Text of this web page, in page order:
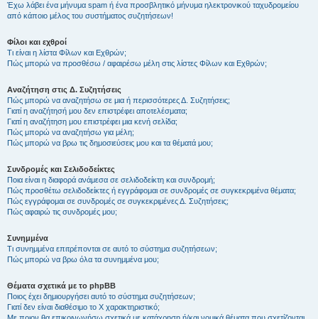
Έχω λάβει ένα μήνυμα spam ή ένα προσβλητικό μήνυμα ηλεκτρονικού ταχυδρομείου
από κάποιο μέλος του συστήματος συζητήσεων!
Φίλοι και εχθροί
Τι είναι η λίστα Φίλων και Εχθρών;
Πώς μπορώ να προσθέσω / αφαιρέσω μέλη στις λίστες Φίλων και Εχθρών;
Αναζήτηση στις Δ. Συζητήσεις
Πώς μπορώ να αναζητήσω σε μια ή περισσότερες Δ. Συζητήσεις;
Γιατί η αναζήτησή μου δεν επιστρέφει αποτελέσματα;
Γιατί η αναζήτηση μου επιστρέφει μια κενή σελίδα;
Πώς μπορώ να αναζητήσω για μέλη;
Πώς μπορώ να βρω τις δημοσιεύσεις μου και τα θέματά μου;
Συνδρομές και Σελιδοδείκτες
Ποια είναι η διαφορά ανάμεσα σε σελιδοδείκτη και συνδρομή;
Πώς προσθέτω σελιδοδείκτες ή εγγράφομαι σε συνδρομές σε συγκεκριμένα θέματα;
Πώς εγγράφομαι σε συνδρομές σε συγκεκριμένες Δ. Συζητήσεις;
Πώς αφαιρώ τις συνδρομές μου;
Συνημμένα
Τι συνημμένα επιτρέπονται σε αυτό το σύστημα συζητήσεων;
Πώς μπορώ να βρω όλα τα συνημμένα μου;
Θέματα σχετικά με το phpBB
Ποιος έχει δημιουργήσει αυτό το σύστημα συζητήσεων;
Γιατί δεν είναι διαθέσιμο το Χ χαρακτηριστικό;